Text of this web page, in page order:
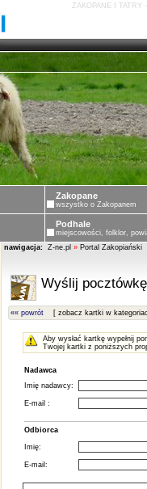
ZAKOPANE I TATRY
Zakopane
wszystko o Zakopanem
Podhale
miejscowości, folklor,
nawigacja: Z-ne.pl » Portal Zakopiański
Wyślij
«« powrót [ zobacz kartki w
Aby wysłać kartkę wypełnij
Twojej kartki z poniższych
Nadawca
Imię nadawcy:
E-mail :
Odbiorca
Imię:
E-mail: